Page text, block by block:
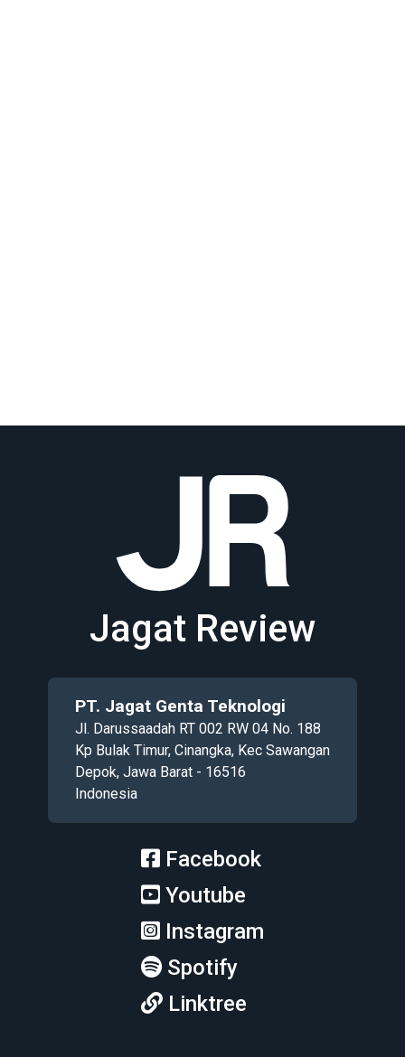
Jagat Review
PT. Jagat Genta Teknologi
Jl. Darussaadah RT 002 RW 04 No. 188
Kp Bulak Timur, Cinangka, Kec Sawangan
Depok, Jawa Barat - 16516
Indonesia
Facebook
Youtube
Instagram
Spotify
Linktree